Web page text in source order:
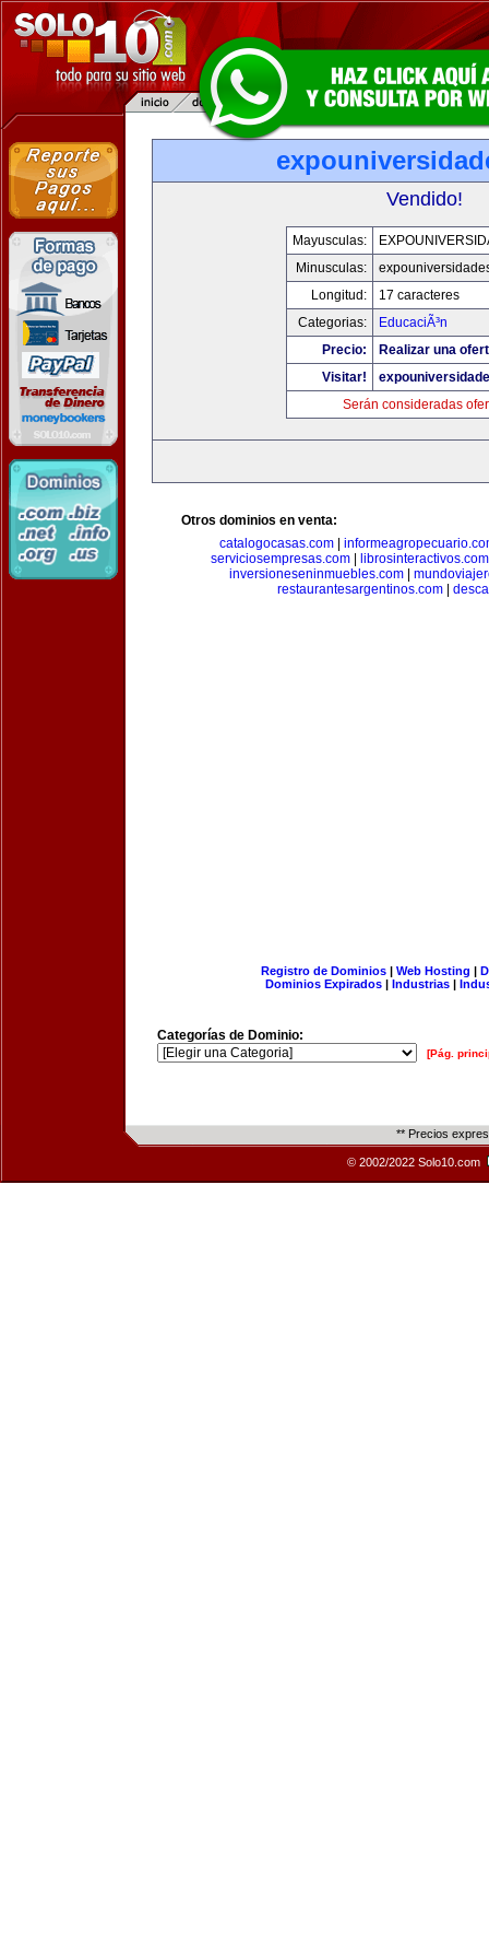
Vendido!
Mayusculas:
Minusculas:
Longitud:
17 caracteres
Categorias:
EducaciÃ³n
Precio:
Realizar una
Visitar!
Serán consideradas
Otros dominios en venta:
catalogocasas.com
serviciosempresas.com| librosinteractivos.com
inversioneseninmuebles.com|
restaurantesargentinos.com|
Registro de Dominios| Web Hosting |
Dominios Expirados | Industrias |
Categorías de Dominio:
[Pág.
** Precios
© 2002/2022 Solo10.com